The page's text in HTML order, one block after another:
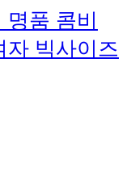
품 콤비
자 빅사이즈